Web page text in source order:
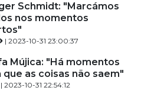
Schmidt: "Marcámos
nos momentos
| 2023-10-31 23:00:37
Mújica: "Há momentos
que as coisas não saem"
| 2023-10-31 22:54:12